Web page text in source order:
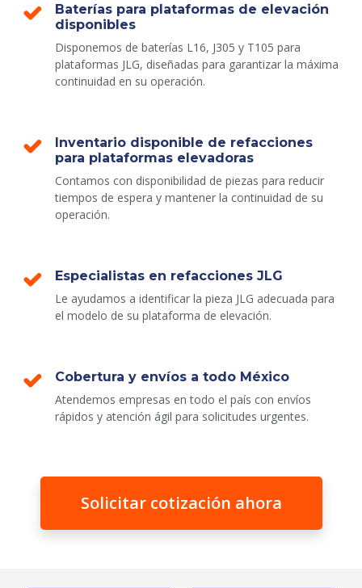
Baterías para plataformas de elevación
disponibles
Disponemos de baterías L16, J305 y T105 para
plataformas JLG, diseñadas para garantizar la máxima
continuidad en su operación.
Inventario disponible de refacciones
para plataformas elevadoras
Contamos con disponibilidad de piezas para reducir
tiempos de espera y mantener la continuidad de su
operación.
Especialistas en refacciones JLG
Le ayudamos a identificar la pieza JLG adecuada para
el modelo de su plataforma de elevación.
Cobertura y envíos a todo México
Atendemos empresas en todo el país con envíos
rápidos y atención ágil para solicitudes urgentes.
Solicitar cotización ahora